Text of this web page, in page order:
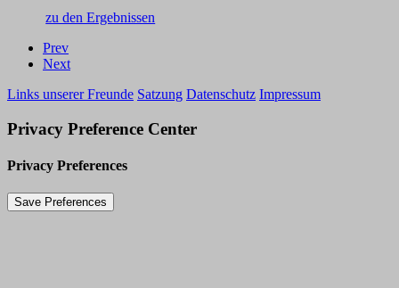
zu den Ergebnissen
Prev
Next
Links unserer Freunde Satzung Datenschutz Impressum
Privacy Preference Center
Privacy Preferences